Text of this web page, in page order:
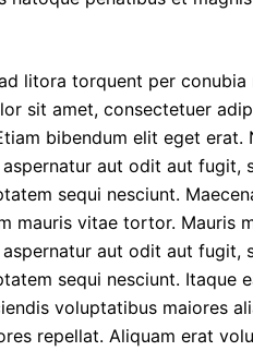
litora torquent per
sit amet, consectetuer
bibendum elit eget erat.
aut odit aut fugit,
sequi nesciunt.
mauris vitae tortor. Mauris
aut odit aut fugit,
sequi nesciunt. Itaque
voluptatibus maiores
repellat. Aliquam erat